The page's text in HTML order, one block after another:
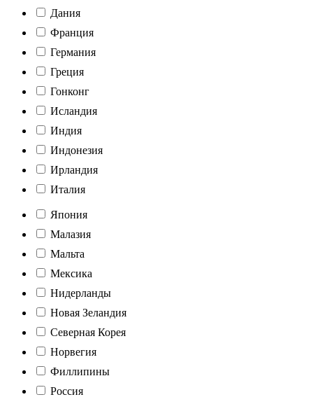
Дания
Франция
Германия
Греция
Гонконг
Исландия
Индия
Индонезия
Ирландия
Италия
Япония
Малазия
Мальта
Мексика
Нидерланды
Новая Зеландия
Северная Корея
Норвегия
Филлипины
Россия